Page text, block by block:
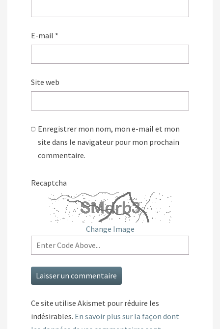
E-mail *
Site web
Enregistrer mon nom, mon e-mail et mon
site dans le navigateur pour mon prochain
commentaire.
Recaptcha
Change Image
Ce site utilise Akismet pour réduire les
indésirables. En savoir plus sur la façon dont